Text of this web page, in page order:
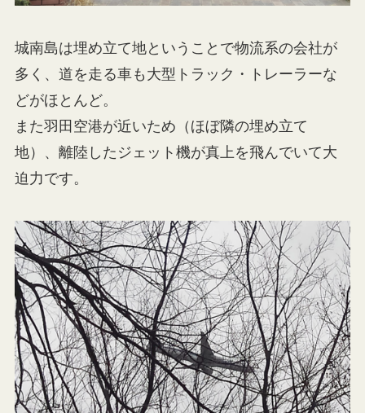
城南島は埋め立て地ということで物流系の会社が
多く、道を走る車も大型トラック・トレーラーな
どがほとんど。
また羽田空港が近いため（ほぼ隣の埋め立て
地）、離陸したジェット機が真上を飛んでいて大
迫力です。